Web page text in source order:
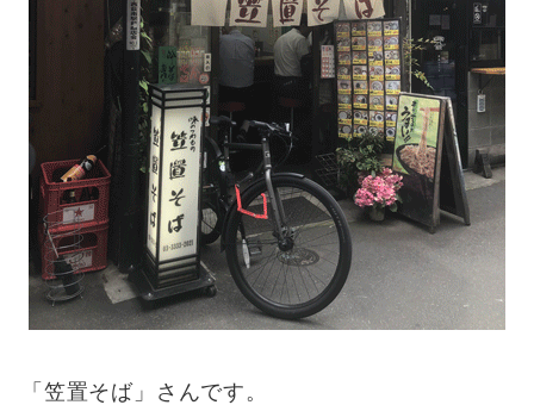
「笠置そば」さんです。